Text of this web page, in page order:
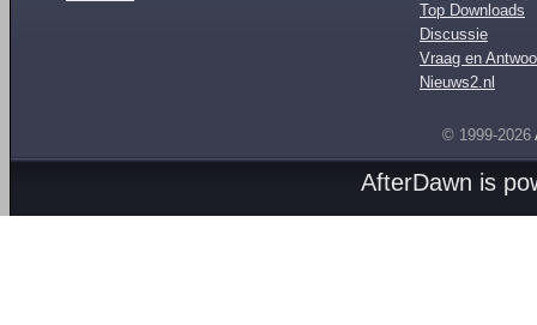
Top Downloads
Discussie
Vraag en
Nieuws2.nl
© 1999-2026
AfterDawn is